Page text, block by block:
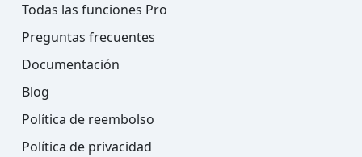
Todas las funciones Pro
Preguntas frecuentes
Documentación
Blog
Política de reembolso
Política de privacidad